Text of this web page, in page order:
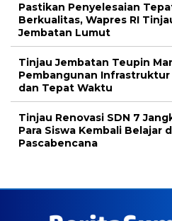
Pastikan Penyelesaian
Berkualitas, Wapres RI
Jembatan Lumut
Tinjau Jembatan Teupin
Pembangunan
dan Tepat Waktu
Tinjau Renovasi SDN 7
Para Siswa Kembali Belajar
Pascabencana